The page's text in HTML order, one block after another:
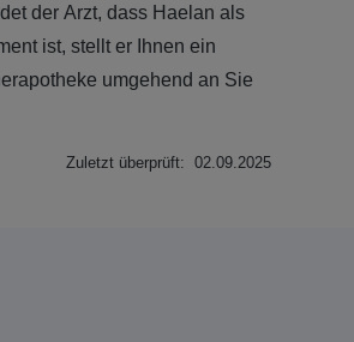
der Arzt, dass Haelan als
ist, stellt er Ihnen ein
umgehend an Sie
Zuletzt überprüft: 02.09.2025